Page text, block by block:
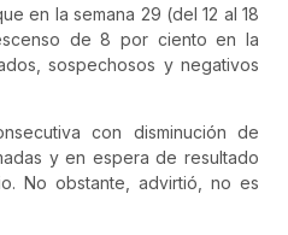
en la semana 29 (del 12 al 18
de 8 por ciento en la
sospechosos y negativos
con disminución de
y en espera de resultado
No obstante, advirtió, no es